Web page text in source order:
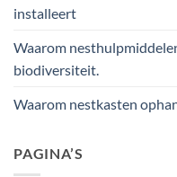
installeert
Waarom
biodiversiteit.
Waarom nestkasten
PAGINA’S